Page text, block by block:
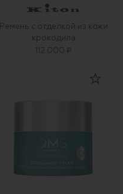
Ремень с отделкой из кожи
крокодила
112 000 ₽